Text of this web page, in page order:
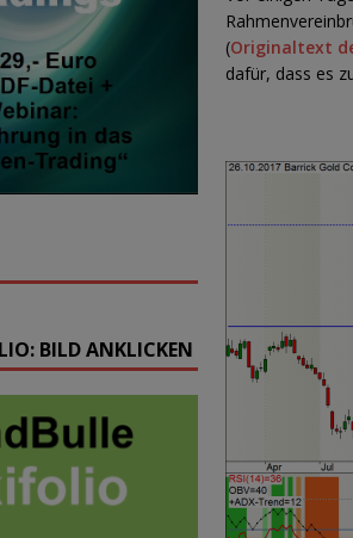
(Originaltext
dafür, dass es
BILD ANKLICKEN